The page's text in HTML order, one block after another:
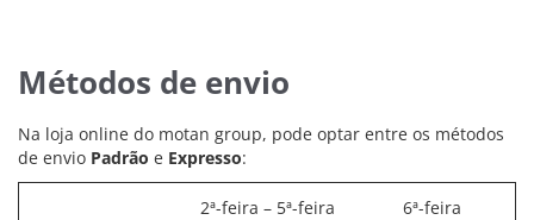
Métodos de envio
Na loja online do motan group, pode optar entre os métodos
de envio Padrão e Expresso:
2ª-feira – 5ª-feira 6ª-feira